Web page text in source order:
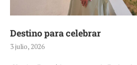
Destino para celebrar
3 julio, 2026